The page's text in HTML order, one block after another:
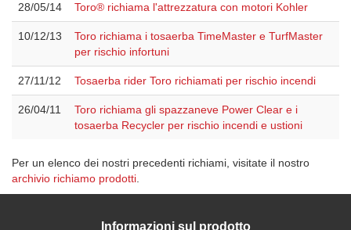
28/05/14 Toro® richiama l'attrezzatura con motori Kohler
10/12/13
Toro richiama i tosaerba TimeMaster e TurfMaster
per rischio infortuni
27/11/12 Tosaerba rider Toro richiamati per rischio incendi
26/04/11
Toro richiama gli spazzaneve Power Clear e i
tosaerba Recycler per rischio incendi e ustioni
Per un elenco dei nostri precedenti richiami, visitate il nostro
archivio richiamo prodotti
Informazioni sul prodotto